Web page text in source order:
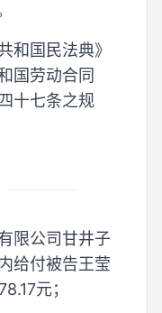
和国民法典》
国劳动合同
十七条之规
限公司甘井子
给付被告王莹
元；